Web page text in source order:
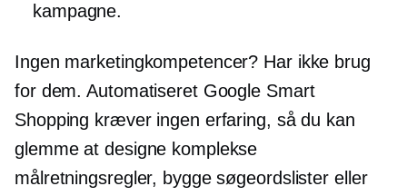
kampagne.
Ingen marketingkompetencer? Har ikke brug
for dem. Automatiseret Google Smart
Shopping kræver ingen erfaring, så du kan
glemme at designe komplekse
målretningsregler, bygge søgeordslister eller